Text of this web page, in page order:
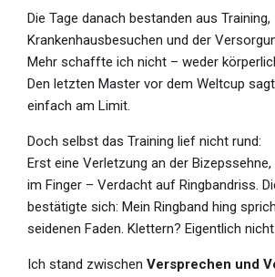
Die Tage danach bestanden aus Training,
Krankenhausbesuchen und der
Mehr schaffte ich nicht – weder
Den letzten Master vor dem Weltcup
einfach am Limit.
Doch selbst das Training lief nicht rund:
Erst eine Verletzung an der
im Finger – Verdacht auf Ringbandriss.
bestätigte sich: Mein Ringband hing
seidenen Faden. Klettern? Eigentlich
Ich stand zwischen Versprechen und